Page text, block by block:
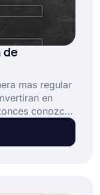
de
mas regular
en
conozca
este modelo de